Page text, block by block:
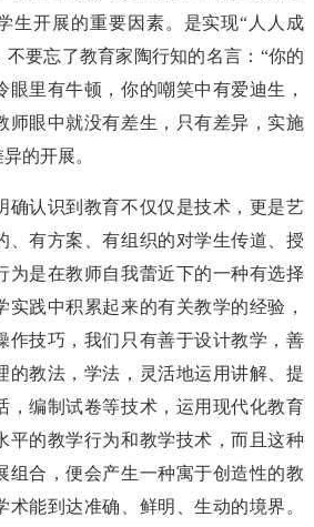
生开展的重要因素。是实现“人人成
要忘了教育家陶行知的名言：“你的
眼里有牛顿，你的嘲笑中有爱迪生，
师眼中就没有差生，只有差异，实施
的开展。
确认识到教育不仅仅是技术，更是艺
、有方案、有组织的对学生传道、授
为是在教师自我蕾近下的一种有选择
实践中积累起来的有关教学的经验，
作技巧，我们只有善于设计教学，善
的教法，学法，灵活地运用讲解、提
，编制试卷等技术，运用现代化教育
平的教学行为和教学技术，而且这种
组合，便会产生一种寓于创造性的教
能到达准确、鲜明、生动的境界。